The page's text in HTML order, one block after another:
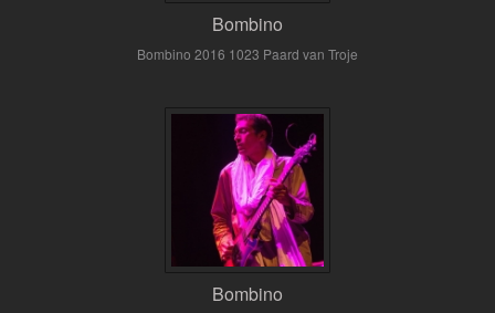
Bombino
Bombino 2016 1023 Paard van Troje
Bombino